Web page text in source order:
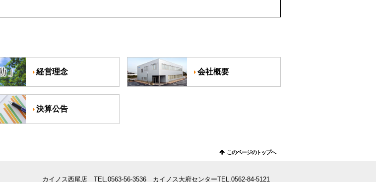
経営理念 会社概要
決算公告
このページのトップへ
カイノス西尾店 TEL.0563-56-3536 カイノス大府センターTEL.0562-84-5121